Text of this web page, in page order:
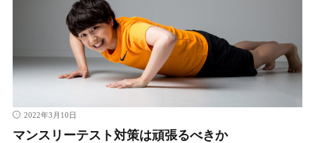
2022年3月10日
マンスリーテスト対策は頑張るべきか